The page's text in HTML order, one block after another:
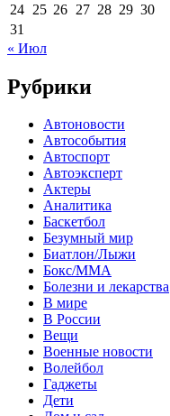
24 25 26 27 28 29 30
31
« Июл
Рубрики
Автоновости
Автособытия
Автоспорт
Автоэксперт
Актеры
Аналитика
Баскетбол
Безумный мир
Биатлон/Лыжи
Бокс/MMA
Болезни и лекарства
В мире
В России
Вещи
Военные новости
Волейбол
Гаджеты
Дети